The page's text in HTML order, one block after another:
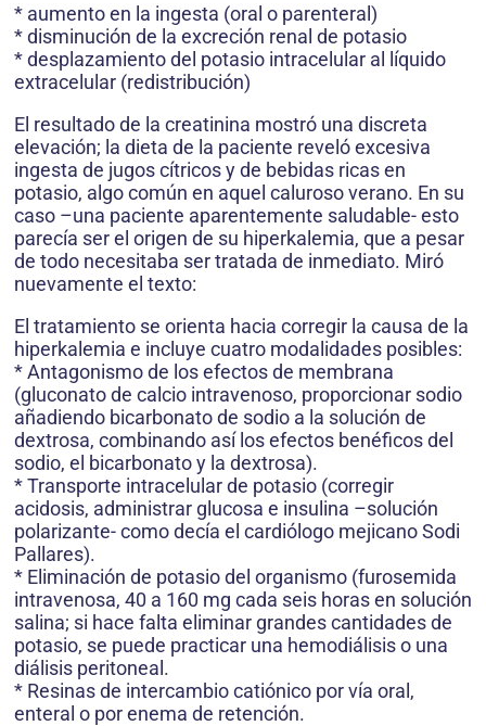
* aumento en la ingesta (oral o parenteral)
* disminución de la excreción renal de potasio
* desplazamiento del potasio intracelular al líquido
extracelular (redistribución)
El resultado de la creatinina mostró una discreta
elevación; la dieta de la paciente reveló excesiva
ingesta de jugos cítricos y de bebidas ricas en
potasio, algo común en aquel caluroso verano. En su
caso –una paciente aparentemente saludable- esto
parecía ser el origen de su hiperkalemia, que a pesar
de todo necesitaba ser tratada de inmediato. Miró
nuevamente el texto:
El tratamiento se orienta hacia corregir la causa de la
hiperkalemia e incluye cuatro modalidades posibles:
* Antagonismo de los efectos de membrana
(gluconato de calcio intravenoso, proporcionar sodio
añadiendo bicarbonato de sodio a la solución de
dextrosa, combinando así los efectos benéficos del
sodio, el bicarbonato y la dextrosa).
* Transporte intracelular de potasio (corregir
acidosis, administrar glucosa e insulina –solución
polarizante- como decía el cardiólogo mejicano Sodi
Pallares).
* Eliminación de potasio del organismo (furosemida
intravenosa, 40 a 160 mg cada seis horas en solución
salina; si hace falta eliminar grandes cantidades de
potasio, se puede practicar una hemodiálisis o una
diálisis peritoneal.
* Resinas de intercambio catiónico por vía oral,
enteral o por enema de retención.